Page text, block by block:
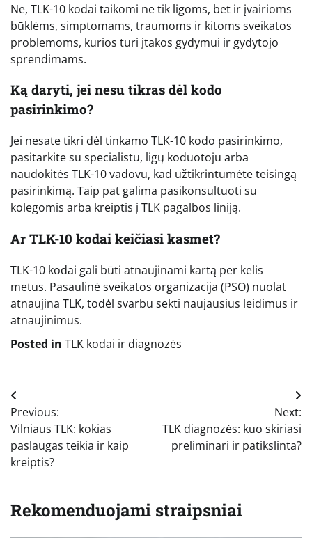
Ne, TLK-10 kodai taikomi ne tik ligoms, bet ir įvairioms
būklėms, simptomams, traumoms ir kitoms sveikatos
problemoms, kurios turi įtakos gydymui ir gydytojo
sprendimams.
Ką daryti, jei nesu tikras dėl kodo
pasirinkimo?
Jei nesate tikri dėl tinkamo TLK-10 kodo pasirinkimo,
pasitarkite su specialistu, ligų koduotoju arba
naudokitės TLK-10 vadovu, kad užtikrintumėte teisingą
pasirinkimą. Taip pat galima pasikonsultuoti su
kolegomis arba kreiptis į TLK pagalbos liniją.
Ar TLK-10 kodai keičiasi kasmet?
TLK-10 kodai gali būti atnaujinami kartą per kelis
metus. Pasaulinė sveikatos organizacija (PSO) nuolat
atnaujina TLK, todėl svarbu sekti naujausius leidimus ir
atnaujinimus.
Posted in TLK kodai ir diagnozės
Navigacija
tarp
įrašų
Previous:
Vilniaus TLK: kokias
paslaugas teikia ir kaip
kreiptis?
Next:
TLK diagnozės: kuo skiriasi
preliminari ir patikslinta?
Rekomenduojami straipsniai